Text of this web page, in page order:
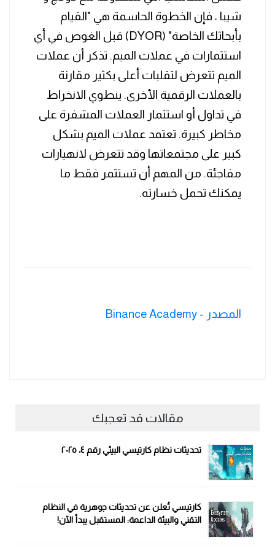
شيبا ، فإن الخطوة الحاسمة هي "القيام
بأبحاثك الخاصة" (DYOR) قبل الغوص في أي
استثمارات في عملات الميم. تذكر أن عملات
الميم تتعرض لتقلبات أعلى بكثير مقارنة
بالعملات الرقمية الأخرى. ينطوي الانخراط
في تداول أو استثمار العملات المشفرة على
مخاطر كبيرة. تعتمد عملات الميم بشكل
كبير على مجتمعاتها وقد تتعرض لانهيارات
مفاجئة. من المهم أن تستثمر فقط ما
يمكنك تحمل خسارته.
المصدر - Binance Academy
مقالات قد تعجبك
تحديثات نظام كارتيسي البيئي رقم ٤، ٢٠٢٥
كارتيسي تُعلن عن تحديثات جوهرية في النظام
التقني والبيئة الداعمة: المستقبل يبدأ الآن!